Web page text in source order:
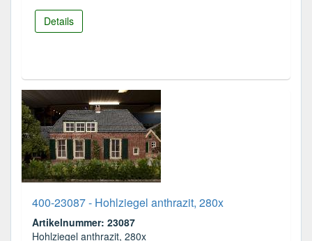
Details
400-23087 - Hohlziegel anthrazit, 280x
Artikelnummer: 23087
Hohlziegel anthrazit, 280x